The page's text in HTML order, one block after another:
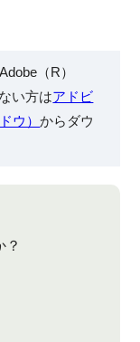
（R）
い方はアドビ
ウ）からダウ
？